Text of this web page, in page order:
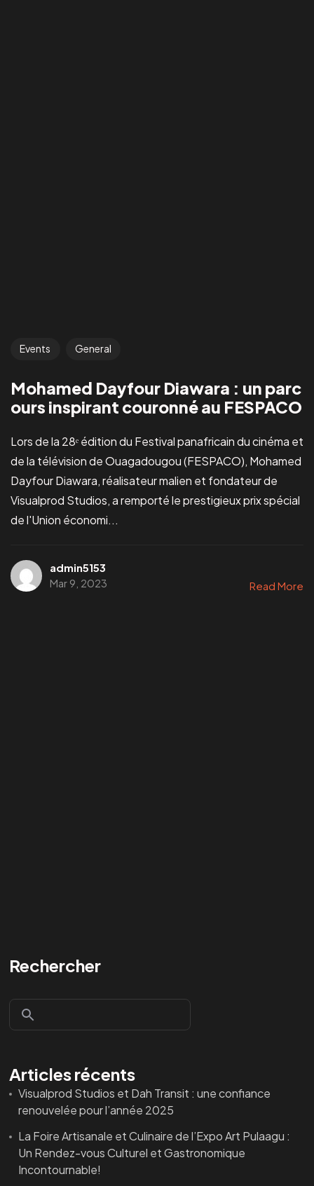
Events General
Mohamed Dayfour Diawara : un parc
ours inspirant couronné au FESPACO
Lors de la 28ᵉ édition du Festival panafricain du cinéma et
de la télévision de Ouagadougou (FESPACO), Mohamed
Dayfour Diawara, réalisateur malien et fondateur de
Visualprod Studios, a remporté le prestigieux prix spécial
de l'Union économi...
admin5153
Mar 9, 2023
Read More
Rechercher
Articles récents
Visualprod Studios et Dah Transit : une confiance
renouvelée pour l’année 2025
La Foire Artisanale et Culinaire de l’Expo Art Pulaagu :
Un Rendez-vous Culturel et Gastronomique
Incontournable!